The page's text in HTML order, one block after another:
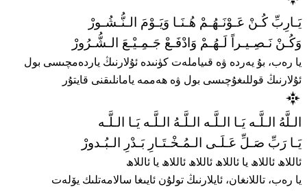
يَـارِبِّ كُـنْ عَـوْنَـهُـمْ هُـنَـا وَيَـوْمَ الـنُّـشُـورْ
وَكُـنْ نَـصِـيـراً لَـهُـمْ وَادْفَـعْ جَـمِـيْـعَ الـشُّـرُورْ
يا رەب، بۇ يەردە ۋە قىياملەت كۈنىدە ئۇلارنىڭ ياردەمچىسى بول
ئۇلارنىڭ قوللىغۇچىسى بول ۋە ھەممە يامانلىقنى قايتۇر
الـلَّهُ الـلَّـه يَـا الـلَّـه الـلَّـهُ الـلَّـه يَـا الـلَّـه
يَـا رَبِّ صَـلِّ عَـلَـى الـمُـخْـتَـارِ بَـدْرِ الـبُـدورْ
ئاللاھ ئاللاھ يا ئاللاھ ئاللاھ ئاللاھ يا ئاللاھ
يا رەب، تاللانغان، ئايلارنىڭ تولۇن ئايىغا سالامەتلىك يۆلەت